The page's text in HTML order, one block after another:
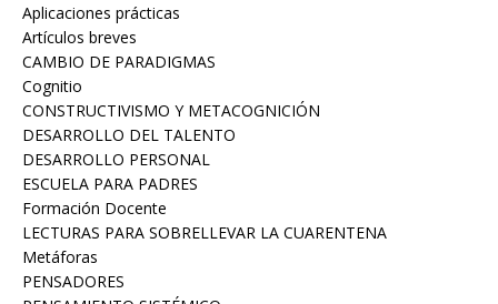
Aplicaciones prácticas
Artículos breves
CAMBIO DE PARADIGMAS
Cognitio
CONSTRUCTIVISMO Y METACOGNICIÓN
DESARROLLO DEL TALENTO
DESARROLLO PERSONAL
ESCUELA PARA PADRES
Formación Docente
LECTURAS PARA SOBRELLEVAR LA CUARENTENA
Metáforas
PENSADORES